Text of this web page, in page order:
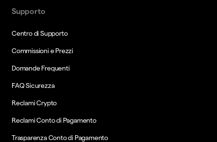
Supporto
Centro di Supporto
Commissioni e Prezzi
Domande Frequenti
FAQ Sicurezza
Reclami Crypto
Reclami Conto di Pagamento
Trasparenza Conto di Pagamento